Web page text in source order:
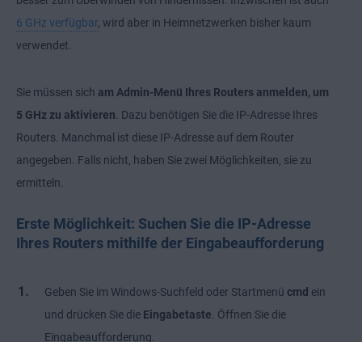
6 GHz verfügbar , wird aber in Heimnetzwerken bisher kaum
verwendet.
Sie müssen sich am Admin-Menü Ihres Routers anmelden, um
5 GHz zu aktivieren . Dazu benötigen Sie die IP-Adresse Ihres
Routers. Manchmal ist diese IP-Adresse auf dem Router
angegeben. Falls nicht, haben Sie zwei Möglichkeiten, sie zu
ermitteln.
Erste Möglichkeit: Suchen Sie die IP-Adresse
Ihres Routers mithilfe der Eingabeaufforderung
Geben Sie im Windows-Suchfeld oder Startmenü cmd ein
und drücken Sie die Eingabetaste . Öffnen Sie die
Eingabeaufforderung.